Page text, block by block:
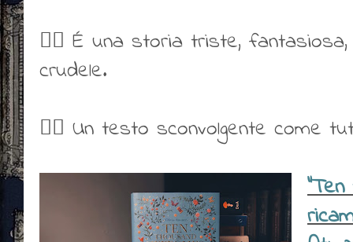
👍🏻 É una storia triste,
crudele.
👍🏻 Un testo sconvolgente come